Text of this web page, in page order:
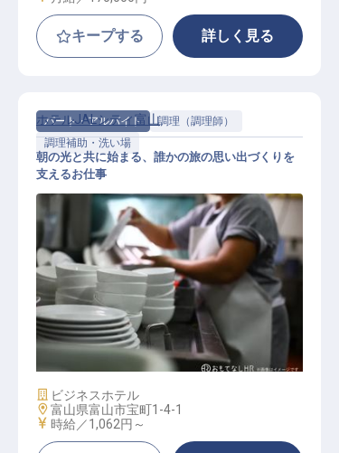
キープする 詳しく見る
パート・アルバイト
調理（調理師）
調理補助・洗い場
食器洗浄・調理補助業務
ホテルJALシティ富山
朝の光と共に始まる、誰かの旅の思い出づくりを
支えるお仕事
施設業態
ビジネスホテル
勤務地
富山県富山市宝町1-4-1
給与
時給／1,062円～